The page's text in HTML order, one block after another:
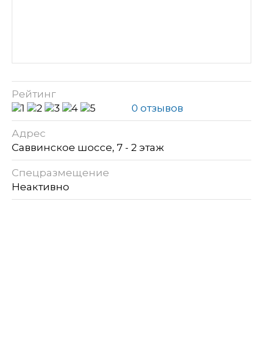
Рейтинг
0 отзывов
Адрес
Саввинское шоссе, 7 - 2 этаж
Спецразмещение
Неактивно